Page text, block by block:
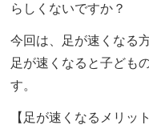
らしくないですか？
今回は、足が速くなる
足が速くなると子ども
す。
【足が速くなるメリット